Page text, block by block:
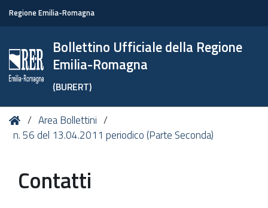
Regione Emilia-Romagna
Bollettino Ufficiale della Regione
Emilia-Romagna
(BURERT)
Tu
sei
HomeArea Bollettini
n. 56 del 13.04.2011 periodico (Parte Seconda)
Contatti